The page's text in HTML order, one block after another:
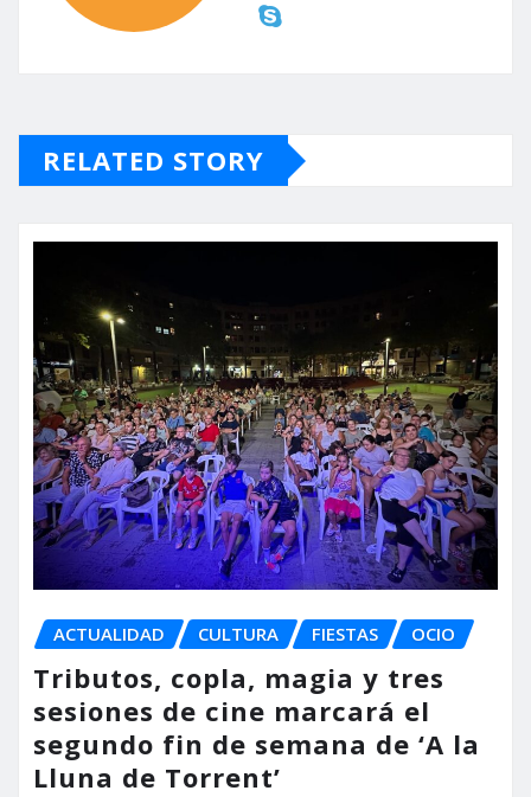
RELATED STORY
ACTUALIDAD CULTURA FIESTAS OCIO
Tributos, copla, magia y tres
sesiones de cine marcará el
segundo fin de semana de ‘A la
Lluna de Torrent’